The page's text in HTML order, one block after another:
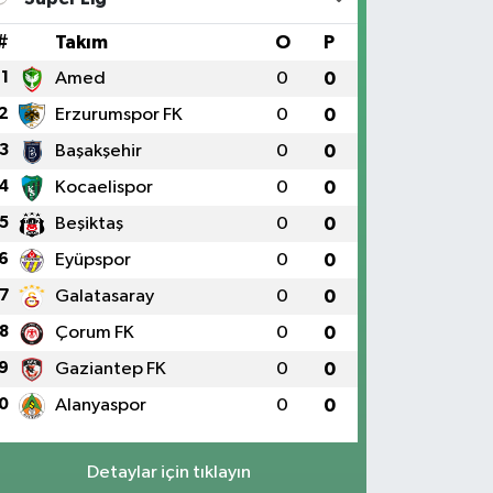
Takım O P
1 Amed 0 0
Erzurumspor FK 0 0
3 Başakşehir 0 0
Kocaelispor 0 0
5 Beşiktaş 0 0
Eyüpspor 0 0
7 Galatasaray 0 0
8 Çorum FK 0 0
Gaziantep FK 0 0
Alanyaspor 0 0
Detaylar için tıklayın